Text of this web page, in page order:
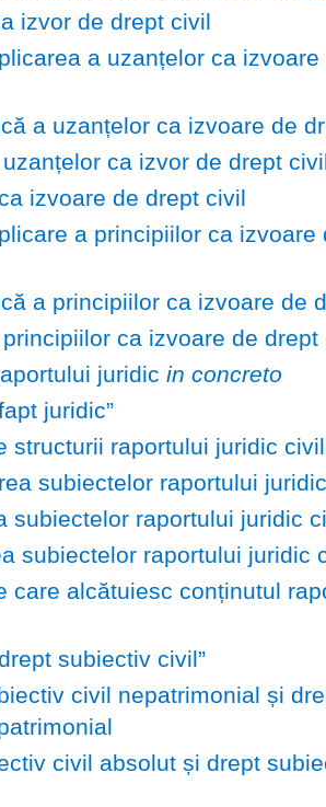
izvor de drept civil
a uzanțelor ca izvoare
a uzanțelor ca izvoare de
ca izvor de drept
izvoare de drept civil
a principiilor ca izvoare
a principiilor ca izvoare de
ca izvoare de drept
juridic in concreto
juridic”
structurii raportului juridic civil
subiectelor raportului
subiectelor raportului juridic
subiectelor raportului juridic
care alcătuiesc conținutul
subiectiv civil”
civil nepatrimonial și
civil absolut și drept